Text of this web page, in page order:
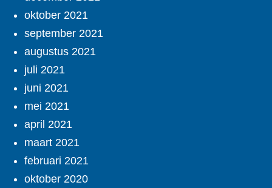
oktober 2021
september 2021
augustus 2021
juli 2021
juni 2021
mei 2021
april 2021
maart 2021
februari 2021
oktober 2020